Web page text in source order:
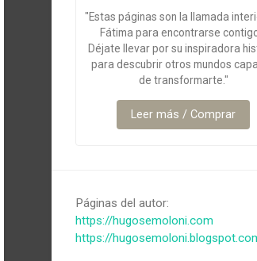
"Estas páginas son la llamada
Fátima para encontrarse
Déjate llevar por su inspiradora
para descubrir otros mundos
de transformarte."
Leer más / Comprar
Páginas del autor:
https://hugosemoloni.com
https://